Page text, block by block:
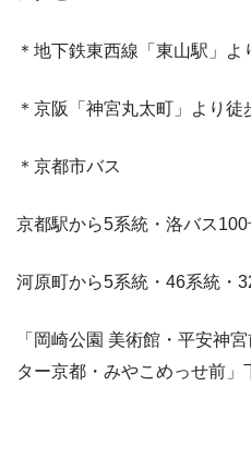
＊地下鉄東西線「東山駅」よ
＊京阪「神宮丸太町」より徒
＊京都市バス
京都駅から5系統・洛バス
河原町から5系統・46系統・
「岡崎公園 美術館・平安神
ター京都・みやこめっせ前」